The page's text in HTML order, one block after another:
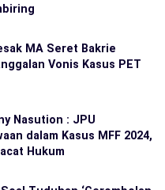
MA Seret Bakrie
Vonis Kasus PET
Nasution : JPU
dalam Kasus MFF 2024,
Hukum